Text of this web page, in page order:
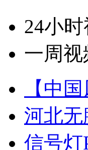
24小
一周
【中
河北无
信号灯